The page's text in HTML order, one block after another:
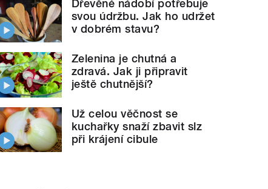
Dřevěné nádobí potřebuje
svou údržbu. Jak ho udržet
v dobrém stavu?
Zelenina je chutná a
zdravá. Jak ji připravit
ještě chutnější?
Už celou věčnost se
kuchařky snaží zbavit slz
při krájení cibule